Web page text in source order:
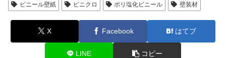
ビニール壁紙
ビニクロ ポリ塩化ビニール 壁装材
X Facebook はてブ
LINE コピー